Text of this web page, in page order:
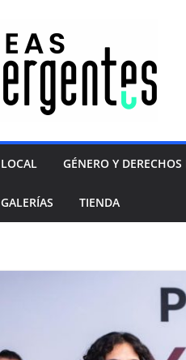
LOCAL GÉNERO Y
GALERÍAS TIENDA